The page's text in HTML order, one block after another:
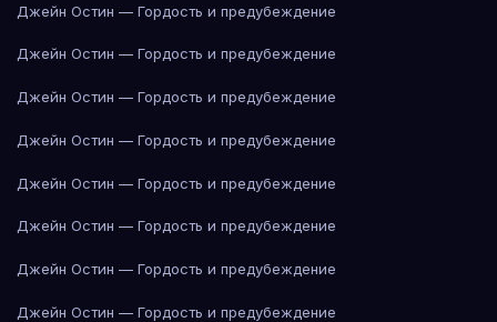
Джейн Остин — Гордость и предубеждение
Джейн Остин — Гордость и предубеждение
Джейн Остин — Гордость и предубеждение
Джейн Остин — Гордость и предубеждение
Джейн Остин — Гордость и предубеждение
Джейн Остин — Гордость и предубеждение
Джейн Остин — Гордость и предубеждение
Джейн Остин — Гордость и предубеждение